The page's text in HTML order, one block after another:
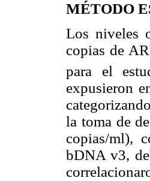
MÉTODO
Los niveles
copias de
para el
expusieron
la toma de
copias/ml),
bDNA v3,